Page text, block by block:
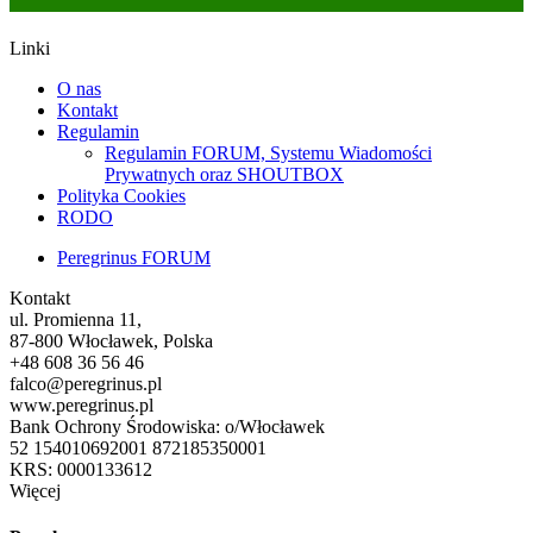
Linki
O nas
Kontakt
Regulamin
Regulamin FORUM, Systemu Wiadomości
Prywatnych oraz SHOUTBOX
Polityka Cookies
RODO
Peregrinus FORUM
Kontakt
ul. Promienna 11,
87-800 Włocławek, Polska
+48 608 36 56 46
falco@peregrinus.pl
www.peregrinus.pl
Bank Ochrony Środowiska: o/Włocławek
52 154010692001 872185350001
KRS: 0000133612
Więcej